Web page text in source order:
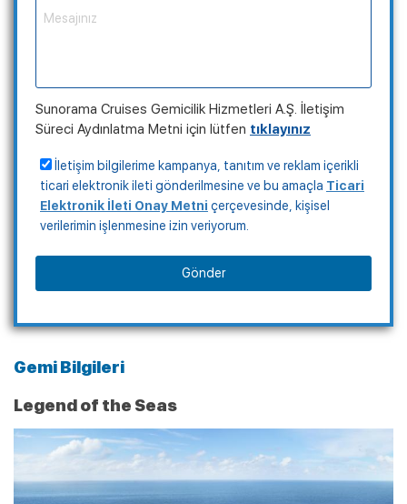
Kampanyalı Turlar
Sunorama Cruises Gemicilik Hizmetleri A.Ş. İletişim
Süreci Aydınlatma Metni için lütfen tıklayınız
İletişim bilgilerime kampanya, tanıtım ve reklam içerikli
ticari elektronik ileti gönderilmesine ve bu amaçla Ticari
Elektronik İleti Onay Metni çerçevesinde, kişisel
verilerimin işlenmesine izin veriyorum.
Gönder
Gemi Bilgileri
Legend of the Seas